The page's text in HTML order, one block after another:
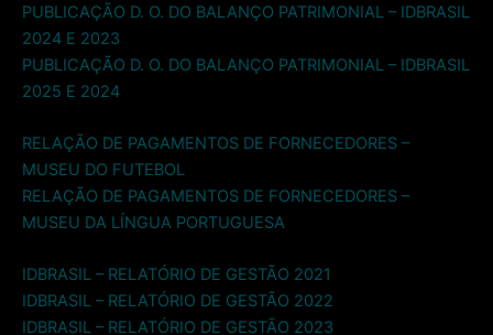
PUBLICAÇÃO D. O. DO BALANÇO PATRIMONIAL – IDBRASIL
2024 E 2023
PUBLICAÇÃO D. O. DO BALANÇO PATRIMONIAL – IDBRASIL
2025 E 2024
RELAÇÃO DE PAGAMENTOS DE FORNECEDORES –
MUSEU DO FUTEBOL
RELAÇÃO DE PAGAMENTOS DE FORNECEDORES –
MUSEU DA LÍNGUA PORTUGUESA
IDBRASIL – RELATÓRIO DE GESTÃO 2021
IDBRASIL – RELATÓRIO DE GESTÃO 2022
IDBRASIL – RELATÓRIO DE GESTÃO 2023